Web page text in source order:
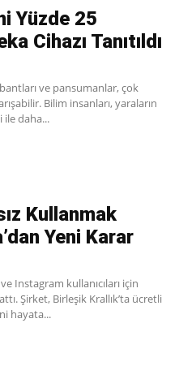
Yüzde 25
Cihazı Tanıtıldı
ve pansumanlar, çok
Bilim insanları, yaraların
ile daha...
Kullanmak
Yeni Karar
Instagram kullanıcıları için
Şirket, Birleşik Krallık’ta ücretli
hayata...